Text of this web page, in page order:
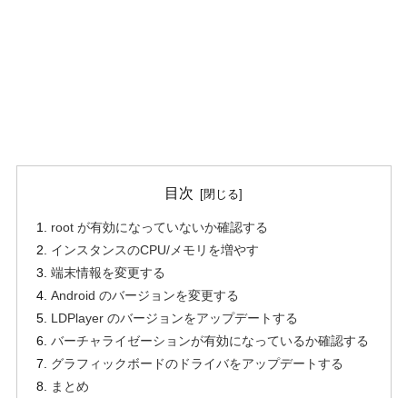
目次
root が有効になっていないか確認する
インスタンスのCPU/メモリを増やす
端末情報を変更する
Android のバージョンを変更する
LDPlayer のバージョンをアップデートする
バーチャライゼーションが有効になっているか確認する
グラフィックボードのドライバをアップデートする
まとめ